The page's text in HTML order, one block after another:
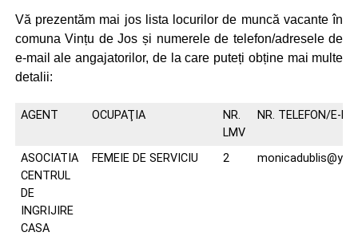
Vă prezentăm mai jos lista locurilor de muncă vacante în
comuna Vințu de Jos și numerele de telefon/adresele de
e-mail ale angajatorilor, de la care puteți obține mai multe
detalii:
AGENT OCUPAŢIA
NR.
LMV
NR. TELEFON/E-
ASOCIATIA
CENTRUL
DE
INGRIJIRE
CASA
FEMEIE DE SERVICIU 2